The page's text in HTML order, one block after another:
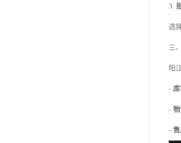
3.
选
三
阳
-
-
-